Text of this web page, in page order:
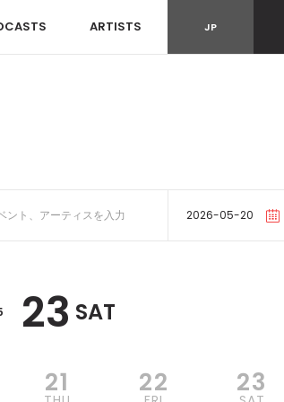
ARTISTS JP
23 SAT
21 22 23